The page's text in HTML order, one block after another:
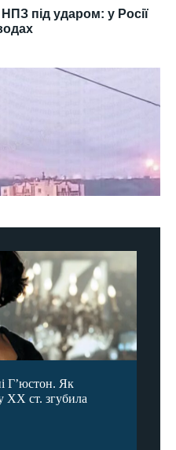
під ударом: у Росії
Гʼюстон. Як
ХХ ст. згубила